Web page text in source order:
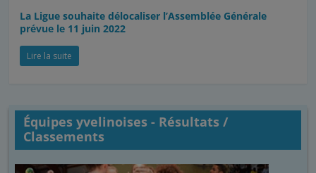
La Ligue souhaite délocaliser l’Assemblée Générale
prévue le 11 juin 2022
Lire la suite
Équipes yvelinoises - Résultats /
Classements